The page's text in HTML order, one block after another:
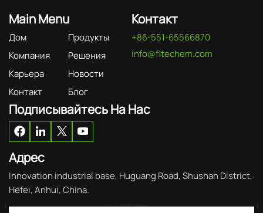
Main Menu
Дом
Продукты
Компания
Решения
Карьера
Новости
Контакт
Блог
Контакт
+86-551-65566870
info@fitechem.com
Подписывайтесь На Нас
Адрес
Innovation industrial base, Huguang Road, Shushan District,
Hefei, Anhui, China.